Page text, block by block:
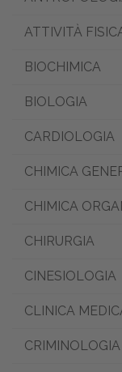
ATTIVITÀ
BIOCHIMICA
BIOLOGIA
CARDIOLOGIA
CHIMICA
CHIMICA
CHIRURGIA
CINESIOLOGIA
CLINICA